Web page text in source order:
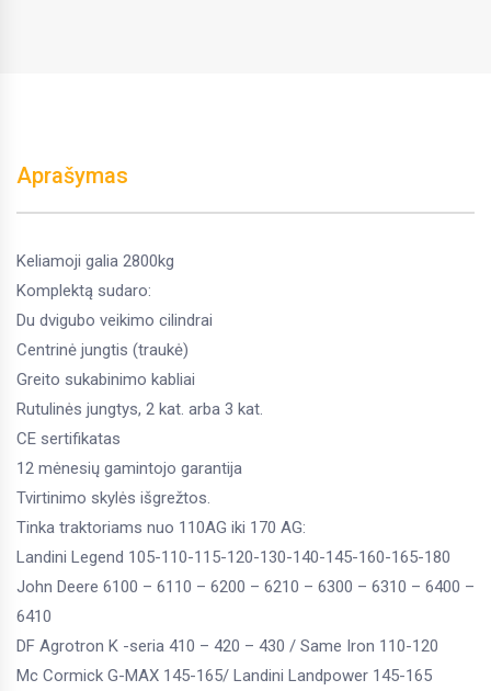
Aprašymas
Keliamoji galia 2800kg
Komplektą sudaro:
Du dvigubo veikimo cilindrai
Centrinė jungtis (traukė)
Greito sukabinimo kabliai
Rutulinės jungtys, 2 kat. arba 3 kat.
CE sertifikatas
12 mėnesių gamintojo garantija
Tvirtinimo skylės išgrežtos.
Tinka traktoriams nuo 110AG iki 170 AG:
Landini Legend 105-110-115-120-130-140-145-160-165-180
John Deere 6100 – 6110 – 6200 – 6210 – 6300 – 6310 – 6400 –
6410
DF Agrotron K -seria 410 – 420 – 430 / Same Iron 110-120
Mc Cormick G-MAX 145-165/ Landini Landpower 145-165